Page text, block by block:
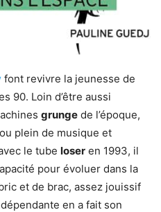
font revivre la jeunesse de
90. Loin d’être aussi
grunge de l’époque,
plein de musique et
le tube loser en 1993, il
pour évoluer dans la
et de brac, assez jouissif
en a fait son